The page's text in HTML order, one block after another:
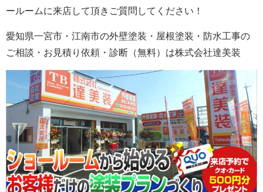
ールームに来店して頂きご質問してください！
愛知県一宮市・江南市の外壁塗装 ・屋根塗装・防水工事の
ご相談・お見積り依頼・診断 （無料） は株式会社達美装